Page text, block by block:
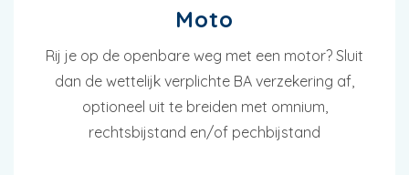
Moto
Rij je op de openbare weg met een motor? Sluit
dan de wettelijk verplichte BA verzekering af,
optioneel uit te breiden met omnium,
rechtsbijstand en/of pechbijstand